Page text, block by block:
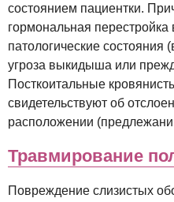
состоянием пациентки.
гормональная
патологические состояния
угроза выкидыша или
Посткоитальные
свидетельствуют об
расположении
Травмирование
Повреждение слизистых